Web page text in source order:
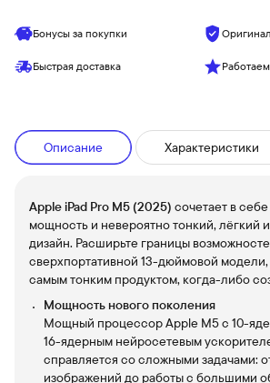
Бонусы за покупки
Быстрая доставка
Описание Характеристики
Apple iPad Pro M5 (2025) сочетает в
мощность и невероятно тонкий, лёгкий
дизайн. Расширьте границы
сверхпортативной 13-дюймовой модели,
самым тонким продуктом, когда-либо
Мощность нового поколения
Мощный процессор Apple M5 с 10-
16-ядерным нейросетевым
справляется со сложными задачами:
изображений до работы с большими